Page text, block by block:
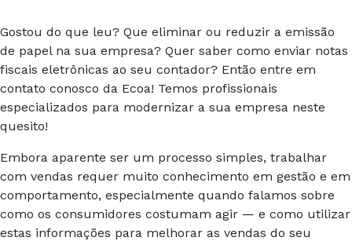
Gostou do que leu? Que eliminar ou reduzir a emissão
de papel na sua empresa? Quer saber como enviar notas
fiscais eletrônicas ao seu contador? Então entre em
contato conosco da Ecoa! Temos profissionais
especializados para modernizar a sua empresa neste
quesito!
Embora aparente ser um processo simples, trabalhar
com vendas requer muito conhecimento em gestão e em
comportamento, especialmente quando falamos sobre
como os consumidores costumam agir — e como utilizar
estas informações para melhorar as vendas do seu